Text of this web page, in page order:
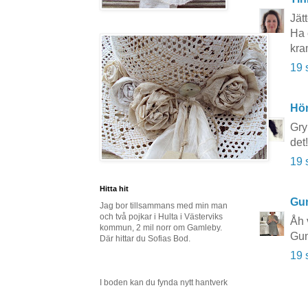
Ha
19
det!
19
Åh
19
Hitta hit
Jag bor tillsammans med min man
och två pojkar i Hulta i Västerviks
kommun, 2 mil norr om Gamleby.
Där hittar du Sofias Bod.
I boden kan du fynda nytt hantverk